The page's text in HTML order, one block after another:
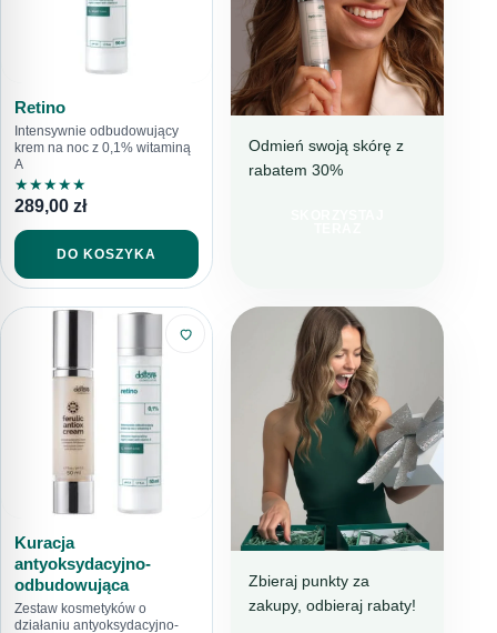
Retino
Intensywnie odbudowujący
krem na noc z 0,1% witaminą
A
★★★★★
289,00 zł
DO KOSZYKA
NAWILŻENIE I
Odmień swoją skórę z
rabatem 30%
Kuracja
antyoksydacyjno-
odbudowująca
Zestaw kosmetyków o
działaniu antyoksydacyjno-
DOTTORE CLUB
Zbieraj punkty za
zakupy, odbieraj rabaty!